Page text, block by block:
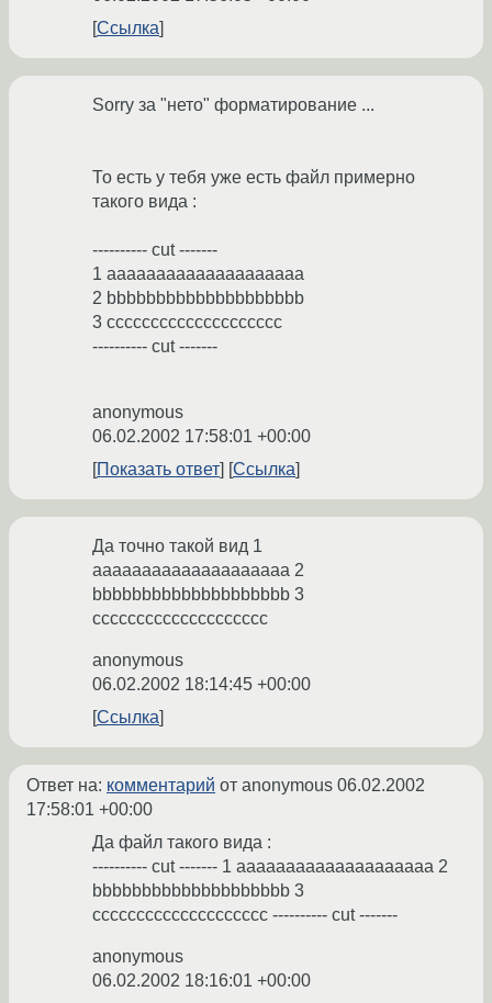
Ссылка
Sorry за "нето" форматирование ...
То есть у тебя уже есть файл примерно
такого вида :
---------- cut -------
1 aaaaaaaaaaaaaaaaaaaa
2 bbbbbbbbbbbbbbbbbbbb
3 cccccccccccccccccccc
---------- cut -------
anonymous
06.02.2002 17:58:01 +00:00
Показать ответ
Ссылка
Да точно такой вид 1
aaaaaaaaaaaaaaaaaaaa 2
bbbbbbbbbbbbbbbbbbbb 3
cccccccccccccccccccc
anonymous
06.02.2002 18:14:45 +00:00
Ссылка
Ответ на: комментарий от anonymous 06.02.2002
17:58:01 +00:00
Да файл такого вида :
---------- cut ------- 1 aaaaaaaaaaaaaaaaaaaa 2
bbbbbbbbbbbbbbbbbbbb 3
cccccccccccccccccccc ---------- cut -------
anonymous
06.02.2002 18:16:01 +00:00